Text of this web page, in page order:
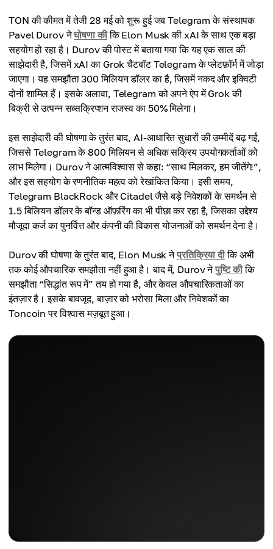
TON की कीमत में तेजी 28 मई को शुरू हुई जब Telegram के संस्थापक
Pavel Durov नेघोषणा कीकि Elon Musk की xAI के साथ एक बड़ा
सहयोग हो रहा है। Durov की पोस्ट में बताया गया कि यह एक साल की
साझेदारी है, जिसमें xAI का Grok चैटबॉट Telegram के प्लेटफ़ॉर्म में जोड़ा
जाएगा। यह समझौता 300 मिलियन डॉलर का है, जिसमें नकद और इक्विटी
दोनों शामिल हैं। इसके अलावा, Telegram को अपने ऐप में Grok की
बिक्री से उत्पन्न सब्सक्रिप्शन राजस्व का 50% मिलेगा।
इस साझेदारी की घोषणा के तुरंत बाद, AI-आधारित सुधारों की उम्मीदें बढ़ गईं,
जिससे Telegram के 800 मिलियन से अधिक सक्रिय उपयोगकर्ताओं को
लाभ मिलेगा। Durov ने आत्मविश्वास से कहा: “साथ मिलकर, हम जीतेंगे!”,
और इस सहयोग के रणनीतिक महत्व को रेखांकित किया। इसी समय,
Telegram BlackRock और Citadel जैसे बड़े निवेशकों के समर्थन से
1.5 बिलियन डॉलर के बॉन्ड ऑफ़रिंग का भी पीछा कर रहा है, जिसका उद्देश्य
मौजूदा कर्ज का पुनर्वित्त और कंपनी की विकास योजनाओं को समर्थन देना है।
Durov की घोषणा के तुरंत बाद, Elon Musk नेप्रतिक्रिया दीकि अभी
तक कोई औपचारिक समझौता नहीं हुआ है। बाद में, Durov नेपुष्टि कीकि
समझौता “सिद्धांत रूप में” तय हो गया है, और केवल औपचारिकताओं का
इंतज़ार है। इसके बावजूद, बाज़ार को भरोसा मिला और निवेशकों का
Toncoin पर विश्वास मज़बूत हुआ।